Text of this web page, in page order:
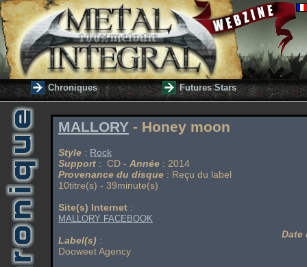
Chroniques Futures Stars
MALLORY - Honey moon
Style : Rock
Support : CD - Année : 2014
Provenance du disque : Reçu du label
10titre(s) - 39minute(s)
Site(s) Internet :
MALLORY FACEBOOK
Label(s) :
Dooweet Agency
Date